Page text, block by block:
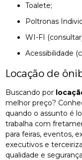
Toalete;
Poltronas
WI-FI
Acessibilidade
Locação de
Buscando por
melhor preço?
quando o assunto é
trabalha com
para feiras, eventos,
executivos e
qualidade e